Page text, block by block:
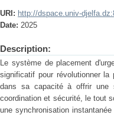
URI: http://dspace.univ-
Date: 2025
Description:
Le système de placement
significatif pour révolutionner
dans sa capacité à offrir une
coordination et sécurité, le tout
une synchronisation